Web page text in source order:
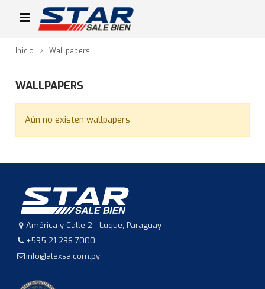
Inicio Wallpapers
WALLPAPERS
Aún no existen wallpapers
América y Calle 2 - Luque, Paraguay
+595 21 236 7000
info@alexsa.com.py